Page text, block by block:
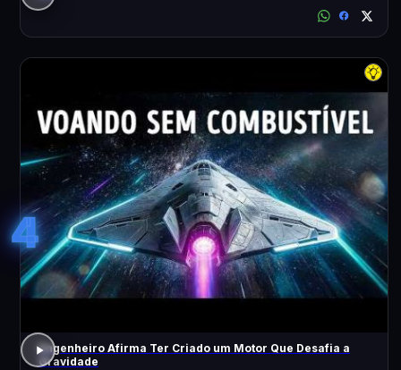
4
Engenheiro Afirma Ter Criado um Motor Que Desafia a
Gravidade